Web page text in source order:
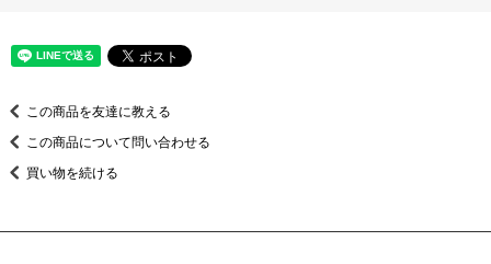
この商品を友達に教える
この商品について問い合わせる
買い物を続ける